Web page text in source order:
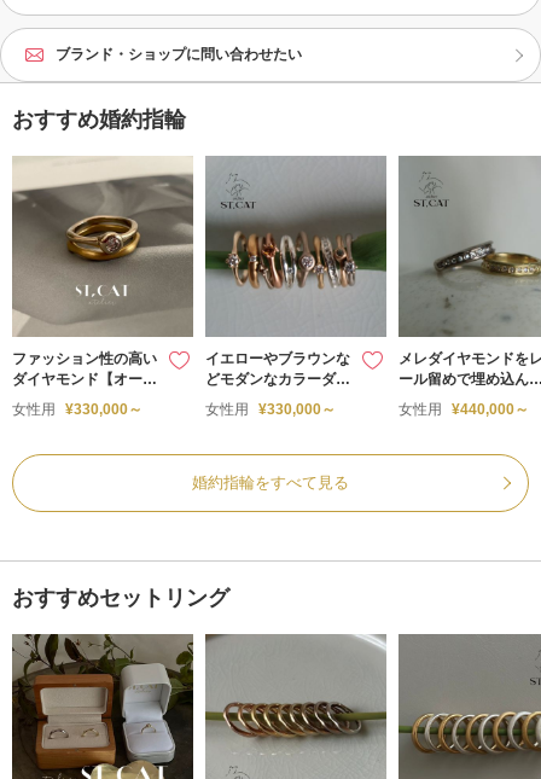
ブランド・ショップに問い合わせたい
おすすめ婚約指輪
ファッション性の高い
ダイヤモンド【オーダ
ー婚約指輪】Engage
ment Ring 覆輪
女性用 ¥330,000～
イエローやブラウンな
どモダンなカラーダイ
ヤモンド【オーダー婚
約指輪】
女性用 ¥330,000～
メレダイヤモンドを
ール留めで埋め込ん
ハーフエタニティ【
ーダー婚約指輪】Mol
女性用 ¥440,000～
婚約指輪をすべて見る
おすすめセットリング